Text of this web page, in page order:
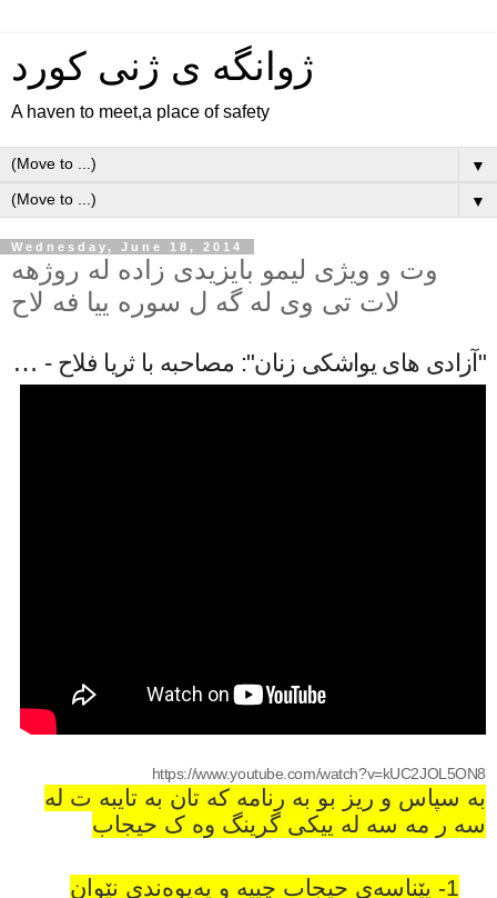
ژوانگه‌ ی ژنی كورد
A haven to meet,a place of safety
▼
▼
Wednesday, June 18, 2014
وت و ویژی لیمو بایزیدی زاده له روژهه
لات تی وی له گه ل سوره ییا فه لاح
‫"آزادی های یواشکی زنان": مصاحبه با ثریا فلاح - مصاحبه کردی
https://www.youtube.com/watch?v=kUC2JOL5ON8
به سپاس و ریز بو به رنامه که تان به تایبه ت له
سه ر مه سه له ییکی گرینگ وه ک حیجاب
1-
پێناسەى حیجاب چییە و پەیوەندی نێوان